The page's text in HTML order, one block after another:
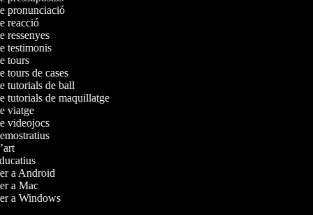
pronunciació
reacció
ressenyes
testimonis
tours
tours de cases
tutorials de ball
tutorials de maquillatge
viatge
videojocs
a Android
a Mac
a Windows